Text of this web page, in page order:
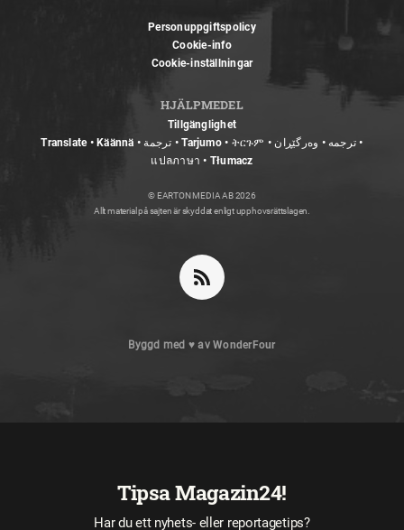
Personuppgiftspolicy
Cookie-info
Cookie-inställningar
HJÄLPMEDEL
Tillgänglighet
Translate • Käännä • ترجمة • Tarjumo • ትርጉም • ترجمه • وەرگێڕان •
แปลภาษา • Tłumacz
© EARTON MEDIA AB 2026
Allt material på sajten är skyddat enligt upphovsrättslagen.
Byggd med ♥ avWonderFour
Tipsa Magazin24!
Har du ett nyhets- eller reportagetips?